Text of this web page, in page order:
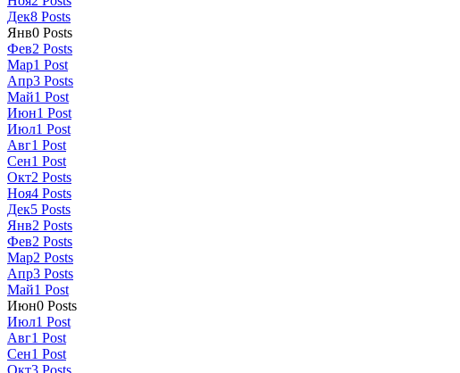
Дек8 Posts
Янв0 Posts
Фев2 Posts
Мар1 Post
Апр3 Posts
Май1 Post
Июн1 Post
Июл1 Post
Авг1 Post
Сен1 Post
Окт2 Posts
Ноя4 Posts
Дек5 Posts
Янв2 Posts
Фев2 Posts
Мар2 Posts
Апр3 Posts
Май1 Post
Июн0 Posts
Июл1 Post
Авг1 Post
Сен1 Post